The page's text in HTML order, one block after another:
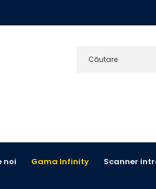
noi Gama Infinity Scanner